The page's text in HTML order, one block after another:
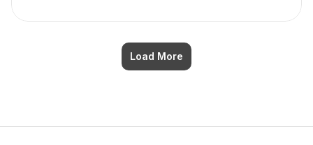
Load More